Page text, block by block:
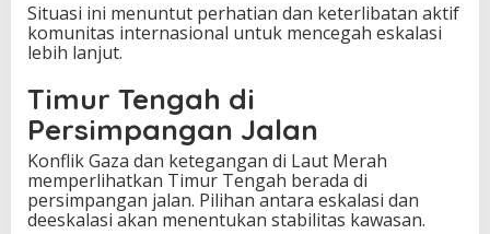
Situasi ini menuntut perhatian dan keterlibatan aktif
komunitas internasional untuk mencegah eskalasi
lebih lanjut.
Timur Tengah di
Persimpangan Jalan
Konflik Gaza dan ketegangan di Laut Merah
memperlihatkan Timur Tengah berada di
persimpangan jalan. Pilihan antara eskalasi dan
deeskalasi akan menentukan stabilitas kawasan.